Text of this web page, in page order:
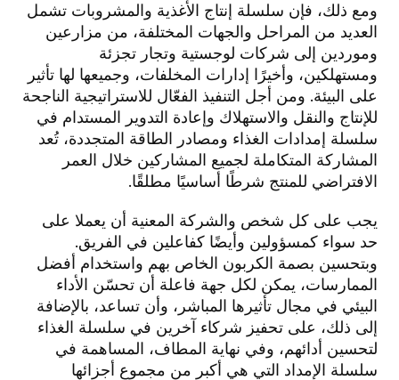
ومع ذلك، فإن سلسلة إنتاج الأغذية والمشروبات تشمل
العديد من المراحل والجهات المختلفة، من مزارعين
وموردين إلى شركات لوجستية وتجار تجزئة
ومستهلكين، وأخيرًا إدارات المخلفات، وجميعها لها تأثير
على البيئة. ومن أجل التنفيذ الفعّال للاستراتيجية الناجحة
للإنتاج والنقل والاستهلاك وإعادة التدوير المستدام في
سلسلة إمدادات الغذاء ومصادر الطاقة المتجددة، تُعد
المشاركة المتكاملة لجميع المشاركين خلال العمر
الافتراضي للمنتج شرطًا أساسيًا مطلقًا.
يجب على كل شخص والشركة المعنية أن يعملا على
حد سواء كمسؤولين وأيضًا كفاعلين في الفريق.
وبتحسين بصمة الكربون الخاص بهم واستخدام أفضل
الممارسات، يمكن لكل جهة فاعلة أن تحسّن الأداء
البيئي في مجال تأثيرها المباشر، وأن تساعد، بالإضافة
إلى ذلك، على تحفيز شركاء آخرين في سلسلة الغذاء
لتحسين أدائهم، وفي نهاية المطاف، المساهمة في
سلسلة الإمداد التي هي أكبر من مجموع أجزائها